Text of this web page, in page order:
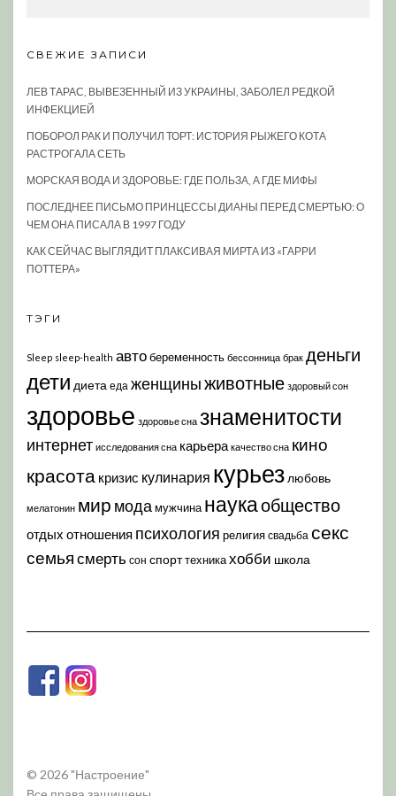
СВЕЖИЕ ЗАПИСИ
ЛЕВ ТАРАС, ВЫВЕЗЕННЫЙ ИЗ УКРАИНЫ, ЗАБОЛЕЛ РЕДКОЙ
ИНФЕКЦИЕЙ
ПОБОРОЛ РАК И ПОЛУЧИЛ ТОРТ: ИСТОРИЯ РЫЖЕГО КОТА
РАСТРОГАЛА СЕТЬ
МОРСКАЯ ВОДА И ЗДОРОВЬЕ: ГДЕ ПОЛЬЗА, А ГДЕ МИФЫ
ПОСЛЕДНЕЕ ПИСЬМО ПРИНЦЕССЫ ДИАНЫ ПЕРЕД СМЕРТЬЮ: О
ЧЕМ ОНА ПИСАЛА В 1997 ГОДУ
КАК СЕЙЧАС ВЫГЛЯДИТ ПЛАКСИВАЯ МИРТА ИЗ «ГАРРИ
ПОТТЕРА»
ТЭГИ
Sleep sleep-health автобеременность бессонница брак деньги
дети диета еда женщиныживотные здоровый сон
здоровье здоровье сна знаменитости
интернет исследования сна карьера качество сна кино
красота кризис кулинария курьез любовь
мелатонин мир модамужчина наукаобщество
отдых отношения психология религия свадьба секс
семья смерть сон спорттехникахобби школа
© 2026 "Настроение"